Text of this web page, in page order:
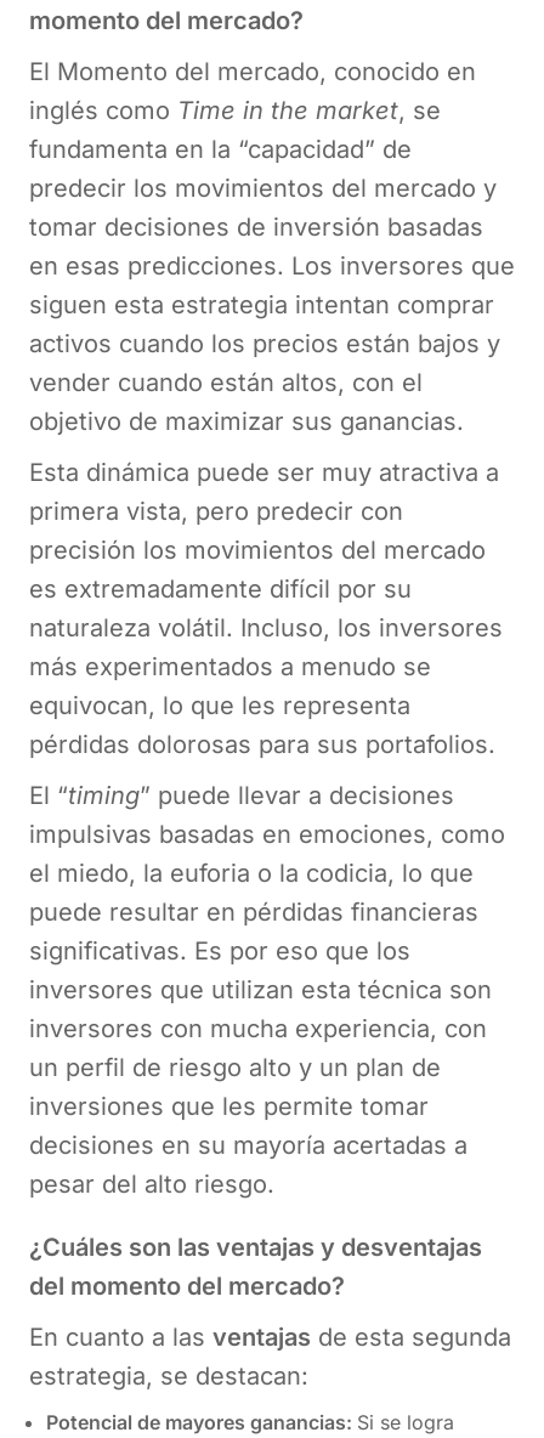
momento del mercado?
El Momento del mercado, conocido en
inglés como Time in the market, se
fundamenta en la “capacidad” de
predecir los movimientos del mercado y
tomar decisiones de inversión basadas
en esas predicciones. Los inversores que
siguen esta estrategia intentan comprar
activos cuando los precios están bajos y
vender cuando están altos, con el
objetivo de maximizar sus ganancias.
Esta dinámica puede ser muy atractiva a
primera vista, pero predecir con
precisión los movimientos del mercado
es extremadamente difícil por su
naturaleza volátil. Incluso, los inversores
más experimentados a menudo se
equivocan, lo que les representa
pérdidas dolorosas para sus portafolios.
El “timing” puede llevar a decisiones
impulsivas basadas en emociones, como
el miedo, la euforia o la codicia, lo que
puede resultar en pérdidas financieras
significativas. Es por eso que los
inversores que utilizan esta técnica son
inversores con mucha experiencia, con
un perfil de riesgo alto y un plan de
inversiones que les permite tomar
decisiones en su mayoría acertadas a
pesar del alto riesgo.
¿Cuáles son las ventajas y desventajas
del momento del mercado?
En cuanto a las ventajas de esta segunda
estrategia, se destacan:
Potencial de mayores ganancias: Si se logra